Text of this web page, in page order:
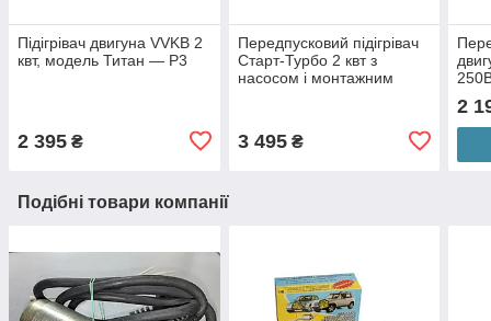
Підігрівач двигуна VVKB 2
квт, модель Титан — P3
2 395 ₴
Передпусковий підігрівач
Старт-Турбо 2 квт з
насосом і монтажним
3 495₴
2
Подібні товари компанії